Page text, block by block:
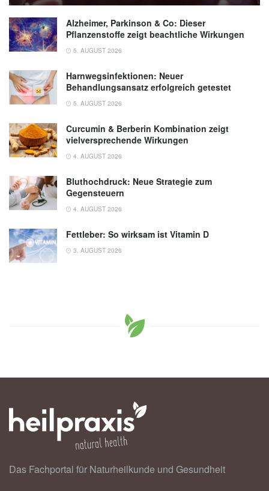
Alzheimer, Parkinson & Co: Dieser
Pflanzenstoffe zeigt beachtliche Wirkungen
5. AUGUST 2026
Harnwegsinfektionen: Neuer
Behandlungsansatz erfolgreich getestet
5. AUGUST 2026
Curcumin & Berberin Kombination zeigt
vielversprechende Wirkungen
4. AUGUST 2026
Bluthochdruck: Neue Strategie zum
Gegensteuern
4. AUGUST 2026
Fettleber: So wirksam ist Vitamin D
3. AUGUST 2026
Das Fachportal für Naturheilkunde und Gesundheit